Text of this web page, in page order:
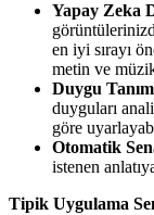
Yapay Zeka
en iyi sırayı
metin ve
Duygu
duyguları
göre
Otomatik
istenen
Tipik Uygulama